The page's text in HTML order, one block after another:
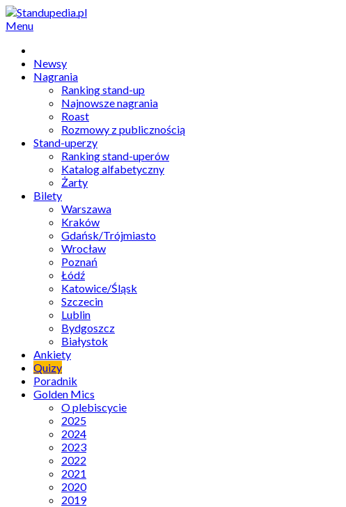
Menu
Newsy
Nagrania
Ranking stand-up
Najnowsze nagrania
Roast
Rozmowy z publicznością
Stand-uperzy
Ranking stand-uperów
Katalog alfabetyczny
Żarty
Bilety
Warszawa
Kraków
Gdańsk/Trójmiasto
Wrocław
Poznań
Łódź
Katowice/Śląsk
Szczecin
Lublin
Bydgoszcz
Białystok
Ankiety
Quizy
Poradnik
Golden Mics
O plebiscycie
2025
2024
2023
2022
2021
2020
2019